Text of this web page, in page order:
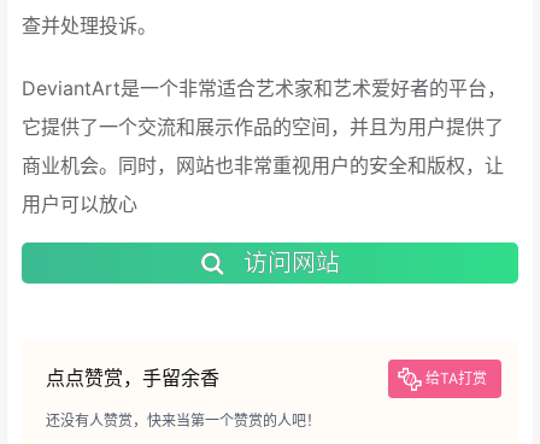
查并处理投诉。
DeviantArt是一个非常适合艺术家和艺术爱好者的平台，
它提供了一个交流和展示作品的空间，并且为用户提供了
商业机会。同时，网站也非常重视用户的安全和版权，让
用户可以放心
访问网站
点点赞赏，手留余香 给TA打赏
还没有人赞赏，快来当第一个赞赏的人吧！